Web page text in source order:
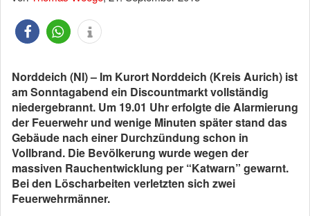
Norddeich (NI) – Im Kurort Norddeich (Kreis Aurich) ist
am Sonntagabend ein Discountmarkt vollständig
niedergebrannt. Um 19.01 Uhr erfolgte die Alarmierung
der Feuerwehr und wenige Minuten später stand das
Gebäude nach einer Durchzündung schon in
Vollbrand. Die Bevölkerung wurde wegen der
massiven Rauchentwicklung per “Katwarn” gewarnt.
Bei den Löscharbeiten verletzten sich zwei
Feuerwehrmänner.